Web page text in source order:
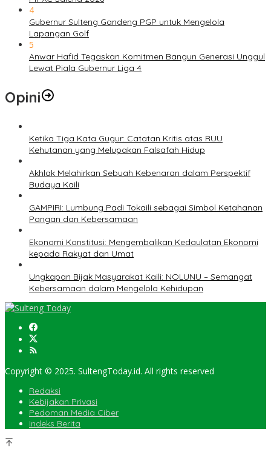
4
Gubernur Sulteng Gandeng PGP untuk Mengelola
Lapangan Golf
5
Anwar Hafid Tegaskan Komitmen Bangun Generasi Unggul
Lewat Piala Gubernur Liga 4
Opini
Ketika Tiga Kata Gugur: Catatan Kritis atas RUU
Kehutanan yang Melupakan Falsafah Hidup
Akhlak Melahirkan Sebuah Kebenaran dalam Perspektif
Budaya Kaili
GAMPIRI: Lumbung Padi Tokaili sebagai Simbol Ketahanan
Pangan dan Kebersamaan
Ekonomi Konstitusi: Mengembalikan Kedaulatan Ekonomi
kepada Rakyat dan Umat
Ungkapan Bijak Masyarakat Kaili: NOLUNU – Semangat
Kebersamaan dalam Mengelola Kehidupan
Copyright © 2025. SultengToday.id. All rights reserved
Redaksi
Kebijakan Privasi
Pedoman Media Ciber
Indeks Berita